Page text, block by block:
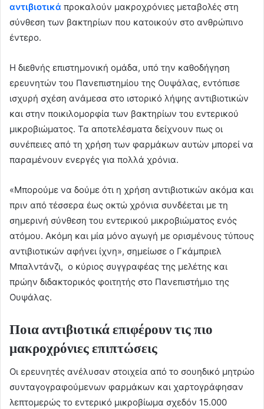
αντιβιοτικά προκαλούν μακροχρόνιες μεταβολές στη
σύνθεση των βακτηρίων που κατοικούν στο ανθρώπινο
έντερο.
Η διεθνής επιστημονική ομάδα, υπό την καθοδήγηση
ερευνητών του Πανεπιστημίου της Ουψάλας, εντόπισε
ισχυρή σχέση ανάμεσα στο ιστορικό λήψης αντιβιοτικών
και στην ποικιλομορφία των βακτηρίων του εντερικού
μικροβιώματος. Τα αποτελέσματα δείχνουν πως οι
συνέπειες από τη χρήση των φαρμάκων αυτών μπορεί να
παραμένουν ενεργές για πολλά χρόνια.
«Μπορούμε να δούμε ότι η χρήση αντιβιοτικών ακόμα και
πριν από τέσσερα έως οκτώ χρόνια συνδέεται με τη
σημερινή σύνθεση του εντερικού μικροβιώματος ενός
ατόμου. Ακόμη και μία μόνο αγωγή με ορισμένους τύπους
αντιβιοτικών αφήνει ίχνη», σημείωσε ο Γκάμπριελ
Μπαλντάνζι, ο κύριος συγγραφέας της μελέτης και
πρώην διδακτορικός φοιτητής στο Πανεπιστήμιο της
Ουψάλας.
Ποια αντιβιοτικά επιφέρουν τις πιο
μακροχρόνιες επιπτώσεις
Οι ερευνητές ανέλυσαν στοιχεία από το σουηδικό μητρώο
συνταγογραφούμενων φαρμάκων και χαρτογράφησαν
λεπτομερώς το εντερικό μικροβίωμα σχεδόν 15.000